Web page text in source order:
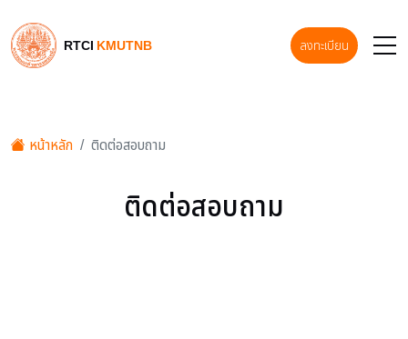
RTCI KMUTNB ลงทะเบียน
หน้าหลัก ติดต่อสอบถาม
ติดต่อสอบถาม